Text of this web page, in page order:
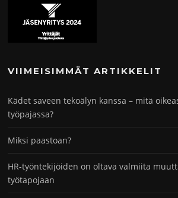
VIIMEISIMMÄT ARTIKKELIT
Kädet saveen tekoälyn kanssa – mitä
työpajassa?
Miksi paastoan?
HR-työntekijöiden on oltava valmiita
työtapojaan